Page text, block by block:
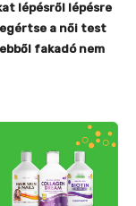
lépésről lépésre
a női test
fakadó nem